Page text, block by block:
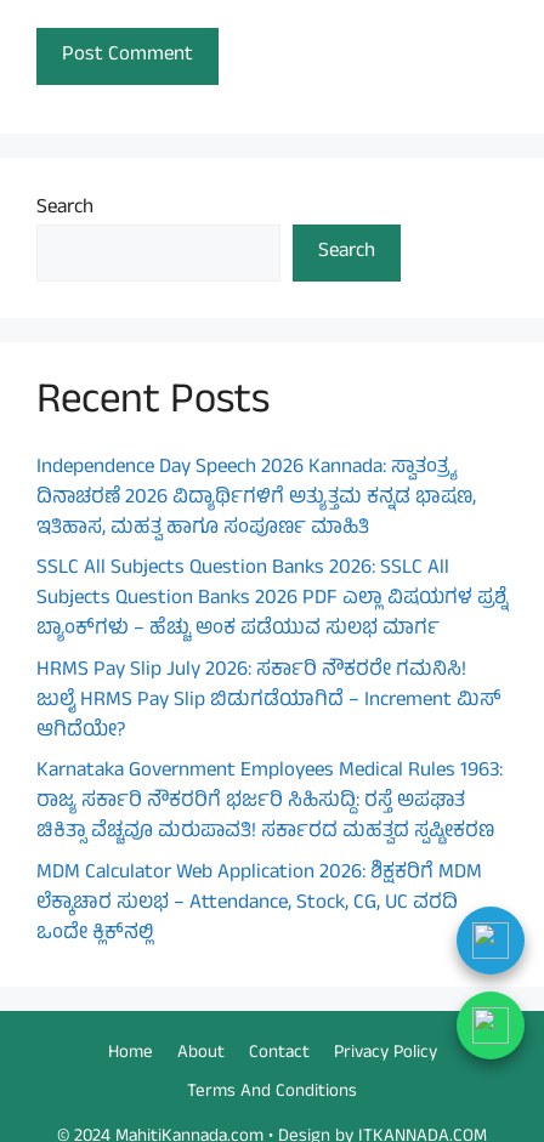
Search
Search
Recent Posts
Independence Day Speech 2026 Kannada: ಸ್ವಾತಂತ್ರ್ಯ
ದಿನಾಚರಣೆ 2026 ವಿದ್ಯಾರ್ಥಿಗಳಿಗೆ ಅತ್ಯುತ್ತಮ ಕನ್ನಡ ಭಾಷಣ,
ಇತಿಹಾಸ, ಮಹತ್ವ ಹಾಗೂ ಸಂಪೂರ್ಣ ಮಾಹಿತಿ
SSLC All Subjects Question Banks 2026: SSLC All
Subjects Question Banks 2026 PDF ಎಲ್ಲಾ ವಿಷಯಗಳ ಪ್ರಶ್ನೆ
ಬ್ಯಾಂಕ್‌ಗಳು – ಹೆಚ್ಚು ಅಂಕ ಪಡೆಯುವ ಸುಲಭ ಮಾರ್ಗ
HRMS Pay Slip July 2026: ಸರ್ಕಾರಿ ನೌಕರರೇ ಗಮನಿಸಿ!
ಜುಲೈ HRMS Pay Slip ಬಿಡುಗಡೆಯಾಗಿದೆ – Increment ಮಿಸ್
ಆಗಿದೆಯೇ?
Karnataka Government Employees Medical Rules 1963:
ರಾಜ್ಯ ಸರ್ಕಾರಿ ನೌಕರರಿಗೆ ಭರ್ಜರಿ ಸಿಹಿಸುದ್ದಿ: ರಸ್ತೆ ಅಪಘಾತ
ಚಿಕಿತ್ಸಾ ವೆಚ್ಚವೂ ಮರುಪಾವತಿ! ಸರ್ಕಾರದ ಮಹತ್ವದ ಸ್ಪಷ್ಟೀಕರಣ
MDM Calculator Web Application 2026: ಶಿಕ್ಷಕರಿಗೆ MDM
ಲೆಕ್ಕಾಚಾರ ಸುಲಭ – Attendance, Stock, CG, UC ವರದಿ
ಒಂದೇ ಕ್ಲಿಕ್‌ನಲ್ಲಿ
Home About Contact
Privacy Policy
Terms And Conditions